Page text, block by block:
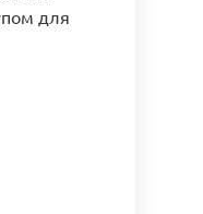
для